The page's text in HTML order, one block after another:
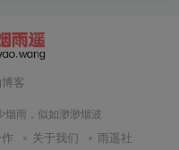
客
烟雨，似如渺渺烟波
关于我们 雨遥社